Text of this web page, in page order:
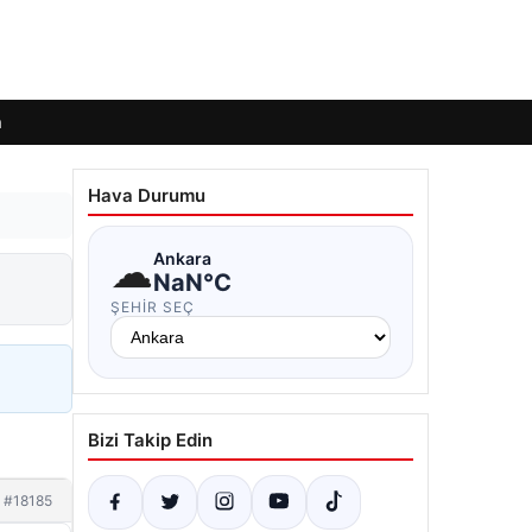
#18185
Hava Durumu
☁Ankara
NaN°C
ŞEHIR SEÇ
Bizi Takip Edin